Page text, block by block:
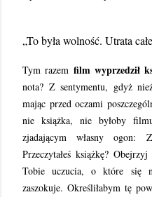
„To była wolność. Utrata
Tym razem film wyprzedził
nota? Z sentymentu, gdyż
mając przed oczami
nie książka, nie byłoby
zjadającym własny ogon:
Przeczytałeś książkę?
Tobie uczucia, o które się
zaszokuje. Określiłabym tę